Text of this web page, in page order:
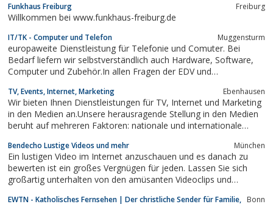
Funkhaus Freiburg Freiburg
Willkommen bei www.funkhaus-freiburg.de
IT/TK - Computer und Telefon Muggensturm
europaweite Dienstleistung für Telefonie und Comuter. Bei
Bedarf liefern wir selbstverständlich auch Hardware, Software,
Computer und Zubehör.In allen Fragen der EDV und
immer eine kompetente Beratung und Leistung.
TV, Events, Internet, Marketing Ebenhausen
Wir bieten Ihnen Dienstleistungen für TV, Internet und Marketing
in den Medien an.Unsere herausragende Stellung in den Medien
beruht auf mehreren Faktoren: nationale und internationale
internationale Verbindungen zu hochkarätiger Prominenz aus
Kultur und Politik, hohe...
Bendecho Lustige Videos und mehr München
Ein lustigen Video im Internet anzuschauen und es danach zu
bewerten ist ein großes Vergnügen für jeden. Lassen Sie sich
großartig unterhalten von den amüsanten Videoclips und
EWTN - Katholisches Fernsehen | Der christliche Sender für Familie, Bonn